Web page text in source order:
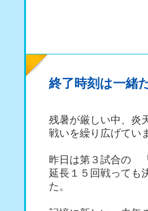
終了時刻は一緒
残暑が厳しい中、炎
戦いを繰り広げてい
昨日は第３試合の
延長１５回戦っても
た。